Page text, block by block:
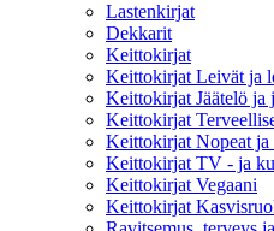
Lastenkirjat
Dekkarit
Keittokirjat
Keittokirjat Leivät ja
Keittokirjat Jäätelö ja
Keittokirjat
Keittokirjat Nopeat ja
Keittokirjat TV - ja
Keittokirjat Vegaani
Keittokirjat